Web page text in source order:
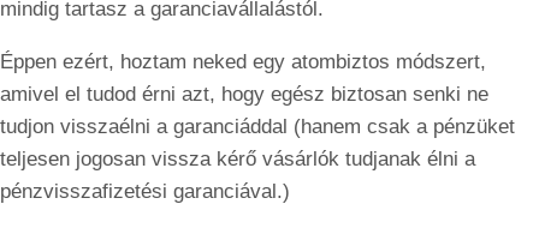
mindig tartasz a garanciavállalástól.
Éppen ezért, hoztam neked egy atombiztos módszert,
amivel el tudod érni azt, hogy egész biztosan senki ne
tudjon visszaélni a garanciáddal (hanem csak a pénzüket
teljesen jogosan vissza kérő vásárlók tudjanak élni a
pénzvisszafizetési garanciával.)